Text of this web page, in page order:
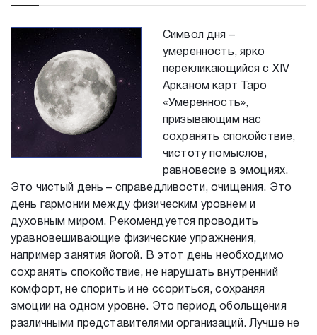
Символ дня –
умеренность, ярко
перекликающийся с XIV
Арканом карт Таро
«Умеренность»,
призывающим нас
сохранять спокойствие,
чистоту помыслов,
равновесие в эмоциях.
Это чистый день – справедливости, очищения. Это
день гармонии между физическим уровнем и
духовным миром. Рекомендуется проводить
уравновешивающие физические упражнения,
например занятия йогой. В этот день необходимо
сохранять спокойствие, не нарушать внутренний
комфорт, не спорить и не ссориться, сохраняя
эмоции на одном уровне. Это период обольщения
различными представителями организаций. Лучше не